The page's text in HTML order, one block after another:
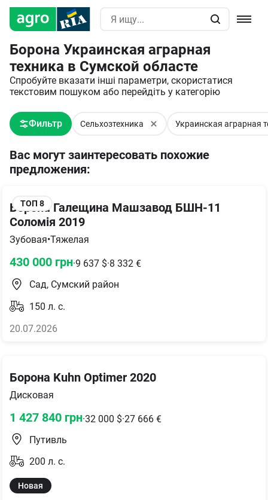
Борона Украинская аграрная
техника в Сумской областе
Спробуйте вказати інші параметри, скористатися
текстовим пошуком або перейдіть у категорію
Фильтр Сельхозтехника Украинская аграрная
Вас могут заинтересовать похожие
предложения:
ТОП 8
Борона Галещина Машзавод БШН-11
Соломія 2019
Зубовая•Тяжелая
430 000 грн·9 637 $·8 332 €
Сад, Сумский район
150 л. с.
20.07.2026
Борона Kuhn Optimer 2020
Дисковая
1 427 840 грн·32 000 $·27 666 €
Путивль
200 л. с.
Новая